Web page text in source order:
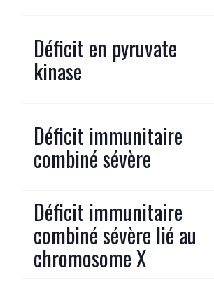
Déficit en pyruvate
kinase
Déficit immunitaire
combiné sévère
Déficit immunitaire
combiné sévère lié au
chromosome X